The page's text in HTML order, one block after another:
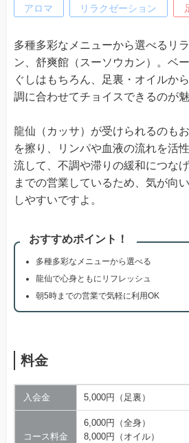
アロマ リラクゼーション
多種多彩なメニューから選べるリ
ン、舒爽館（スーソウカン）。ベ
ぐしはもちろん、足裏・オイルか
調に合わせてチョイスできるのが魅
龍仙（カッサ）が受けられるのも
を擦り、リンパや血液の流れを活
流して、不調や滞りの緩和につな
までの営業しているため、気が向
しやすいですよ。
おすすめポイント！
多種多彩なメニューから選べる
龍仙で心身ともにリフレッシュ
朝5時までの営業で気軽に利用OK
料金
入会金 5,000円（足裏）
コース料金
6,000円（全身）
8,000円（オイル）